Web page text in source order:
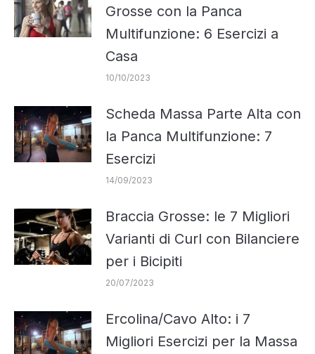
Grosse con la Panca
Multifunzione: 6 Esercizi a
Casa
10/10/2023
Scheda Massa Parte Alta con
la Panca Multifunzione: 7
Esercizi
14/09/2023
Braccia Grosse: le 7 Migliori
Varianti di Curl con Bilanciere
per i Bicipiti
20/07/2023
Ercolina/Cavo Alto: i 7
Migliori Esercizi per la Massa